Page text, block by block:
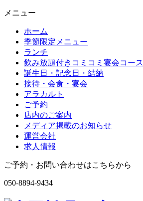
メニュー
ホーム
季節限定メニュー
ランチ
飲み放題付きコミコミ宴会コース
誕生日・記念日・結納
接待・会食・宴会
アラカルト
ご予約
店内のご案内
メディア掲載のお知らせ
運営会社
求人情報
ご予約・お問い合わせはこちらから
050-8894-9434